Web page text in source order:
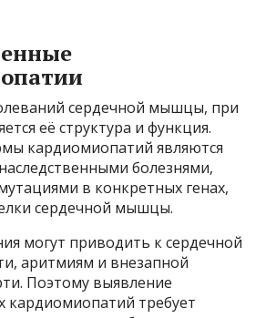
сердечной мышцы, при
её структура и функция.
кардиомиопатий являются
болезнями,
в конкретных генах,
сердечной мышцы.
могут приводить к сердечной
аритмиям и внезапной
Поэтому выявление
кардиомиопатий требует